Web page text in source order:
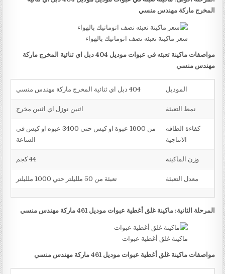
المخرج ماركة مهندس منسي
سعر ماكينة تعبئه نصف اتوماتيك بالهواء
مواصفات ماكينة تعبئه في عبوات موديل 404 دبل اي ثنائية المخرج ماركة
مهندس منسي
الموديل 404 دبل اي ثنائية المخرج ماركة مهندس منسي
نمط التعبئة اثنين نوزل اي اثنين مخرج
كفاءة الطاقه
الانتاجية
من 1600 عبوة او كيس حتي 3400 عبوه او كيس في
الساعة
وزن الماكينة 44 كجم
معدل التعبئة تعبئة من 50 ملليلتر حتي 1000 ملليلتر
المرحلة الثانية: ماكينة غلق أغطية عبوات موديل 461 ماركة مهندس منسي
ماكينة غلق أغطية عبوات
مواصفات ماكينة غلق أغطية عبوات موديل 461 ماركة مهندس منسي